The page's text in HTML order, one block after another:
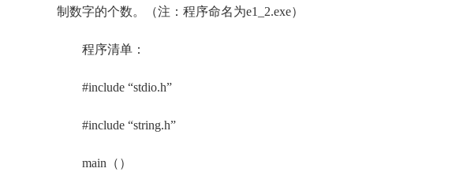
制数字的个数。（注：程序命名为e1_2.exe）
程序清单：
#include “stdio.h”
#include “string.h”
main（）